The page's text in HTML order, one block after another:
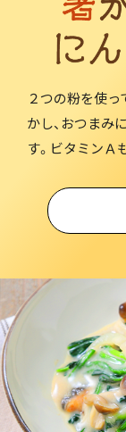
２つの粉を使っ
かし、おつまみ
す。ビタミンＡ